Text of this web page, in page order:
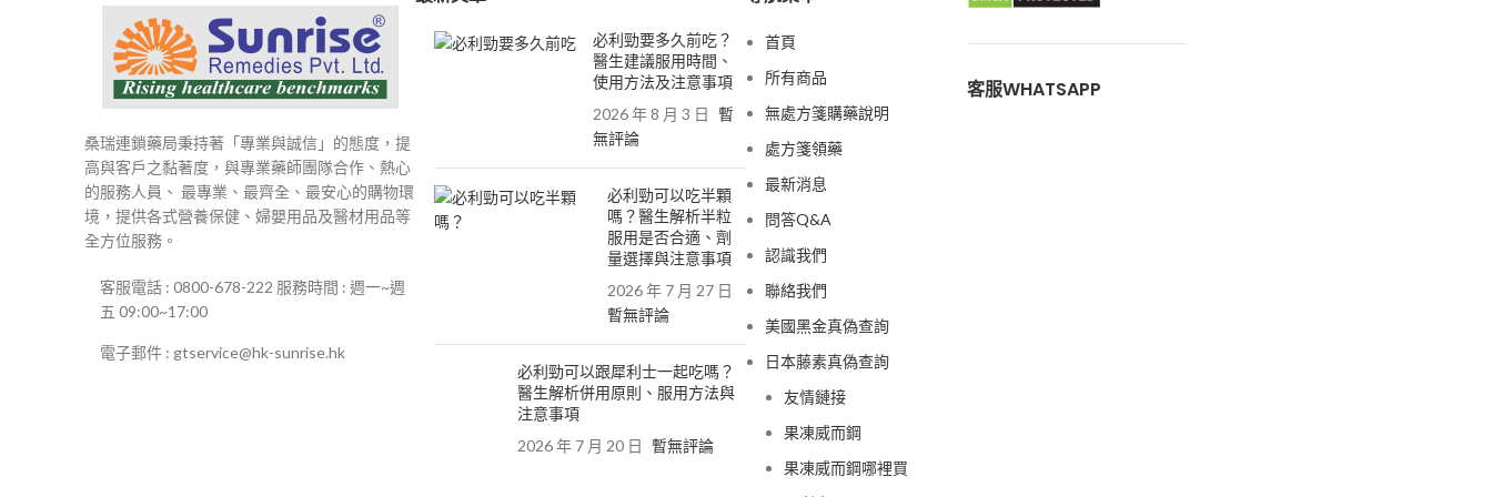
桑瑞連鎖藥局秉持著「專業與誠信」的態度，提
高與客戶之黏著度，與專業藥師團隊合作、熱心
的服務人員、 最專業、最齊全、最安心的購物環
境，提供各式營養保健、婦嬰用品及醫材用品等
全方位服務。
客服電話 : 0800-678-222 服務時間 : 週一~週
五 09:00~17:00
電子郵件 : gtservice@hk-sunrise.hk
必利勁要多久前吃？
醫生建議服用時間、
使用方法及注意事項
2026 年 8 月 3 日 暫
無評論
必利勁可以吃半顆
嗎？醫生解析半粒
服用是否合適、劑
量選擇與注意事項
2026 年 7 月 27 日
暫無評論
必利勁可以跟犀利士一起吃嗎？
醫生解析併用原則、服用方法與
注意事項
2026 年 7 月 20 日 暫無評論
首頁
所有商品
無處方箋購藥說明
處方箋領藥
最新消息
問答Q&A
認識我們
聯絡我們
美國黑金真偽查詢
日本藤素真偽查詢
友情鏈接
果凍威而鋼
果凍威而鋼哪裡買
客服WHATSAPP